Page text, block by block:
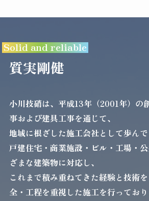
Solid and reliable
質実剛健
小川技硝は、平成13年（2001年）の
事および建具工事を通じて、
地域に根ざした施工会社として歩んで
戸建住宅・商業施設・ビル・工場・
ざまな建築物に対応し、
これまで積み重ねてきた経験と技術
全・工程を重視した施工を行っており